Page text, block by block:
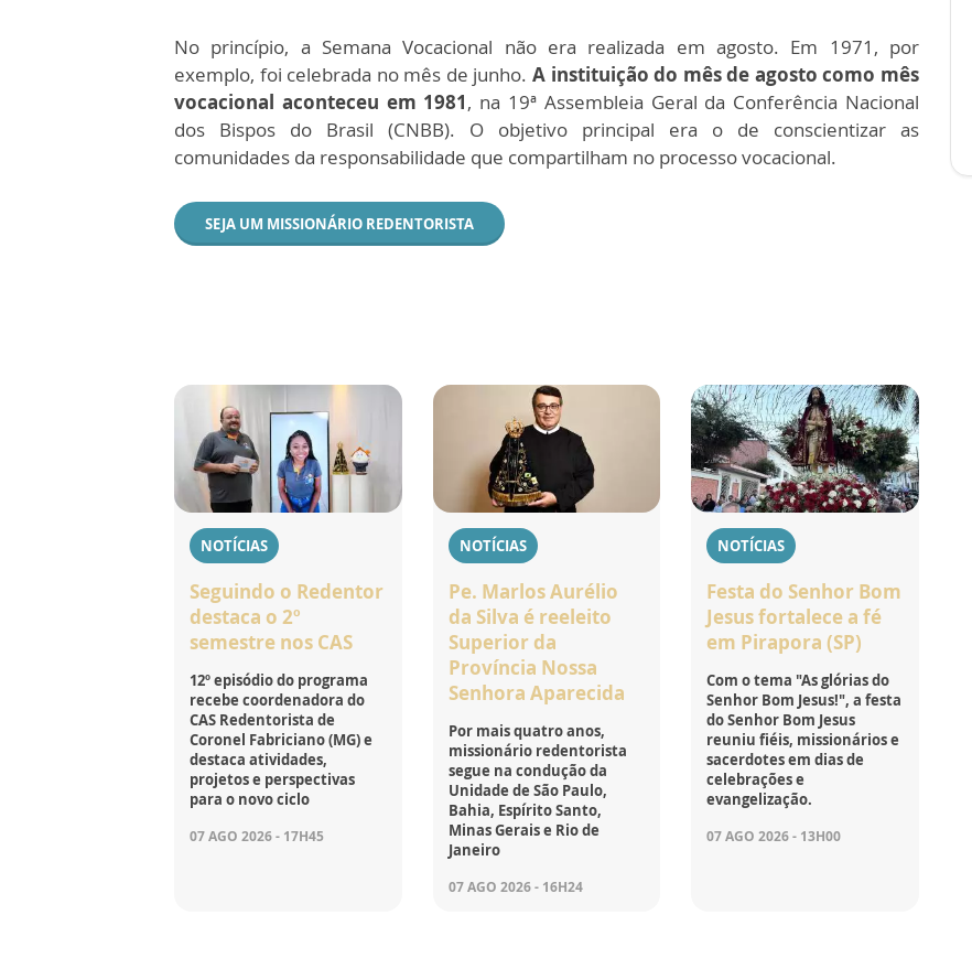
No princípio, a Semana Vocacional não era realizada em agosto. Em 1971, por
exemplo, foi celebrada no mês de junho. A instituição do mês de agosto como mês
vocacional aconteceu em 1981, na 19ª Assembleia Geral da Conferência Nacional
dos Bispos do Brasil (CNBB). O objetivo principal era o de conscientizar as
comunidades da responsabilidade que compartilham no processo vocacional.
SEJA UM MISSIONÁRIO REDENTORISTA
NOTÍCIAS
Seguindo o Redentor
destaca o 2º
semestre nos CAS
12º episódio do programa
recebe coordenadora do
CAS Redentorista de
Coronel Fabriciano (MG) e
destaca atividades,
projetos e perspectivas
para o novo ciclo
07 AGO 2026 - 17H45
NOTÍCIAS
Pe. Marlos Aurélio
da Silva é reeleito
Superior da
Província Nossa
Senhora Aparecida
Por mais quatro anos,
missionário redentorista
segue na condução da
Unidade de São Paulo,
Bahia, Espírito Santo,
Minas Gerais e Rio de
Janeiro
07 AGO 2026 - 16H24
NOTÍCIAS
Festa do Senhor Bom
Jesus fortalece a fé
em Pirapora (SP)
Com o tema "As glórias do
Senhor Bom Jesus!", a festa
do Senhor Bom Jesus
reuniu fiéis, missionários e
sacerdotes em dias de
celebrações e
evangelização.
07 AGO 2026 - 13H00